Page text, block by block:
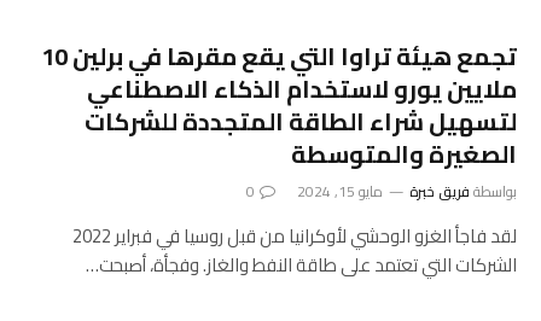
تجمع هيئة تراوا التي يقع مقرها في برلين 10
ملايين يورو لاستخدام الذكاء الاصطناعي
لتسهيل شراء الطاقة المتجددة للشركات
الصغيرة والمتوسطة
بواسطةفريق خبرة مايو 15, 2024 0
لقد فاجأ الغزو الوحشي لأوكرانيا من قبل روسيا في فبراير 2022
الشركات التي تعتمد على طاقة النفط والغاز. وفجأة، أصبحت…